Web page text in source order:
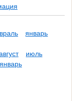
январь
июль
январь